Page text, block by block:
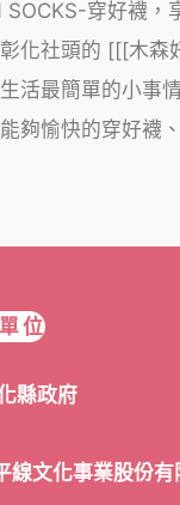
穿好襪，
化社頭的 [[[木森
活最簡單的小事
夠愉快的穿好襪
位
縣政府
線文化事業股份有